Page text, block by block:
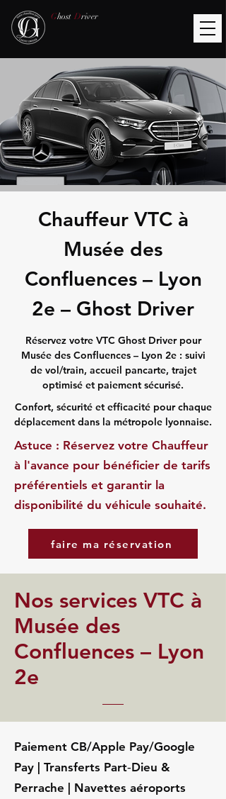
Ghost Driver
Chauffeur VTC à
Musée des
Confluences – Lyon
2e – Ghost Driver
Réservez votre VTC Ghost Driver pour
Musée des Confluences – Lyon 2e : suivi
de vol/train, accueil pancarte, trajet
optimisé et paiement sécurisé.
Confort, sécurité et efficacité pour chaque
déplacement dans la métropole lyonnaise.
Astuce : Réservez votre Chauffeur
à l'avance pour bénéficier de tarifs
préférentiels et garantir la
disponibilité du véhicule souhaité.
faire ma réservation
Nos services VTC à
Musée des
Confluences – Lyon
2e
Paiement CB/Apple Pay/Google
Pay | Transferts Part‑Dieu &
Perrache | Navettes aéroports